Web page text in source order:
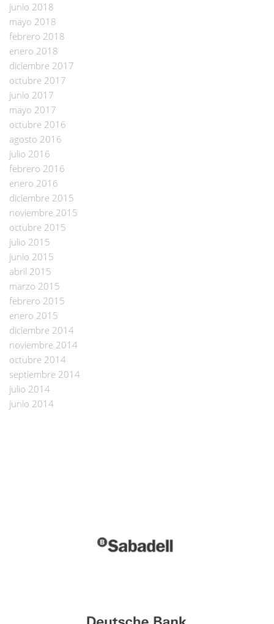
junio 2018
mayo 2018
febrero 2018
enero 2018
diciembre 2017
octubre 2017
junio 2017
mayo 2017
octubre 2016
agosto 2016
julio 2016
febrero 2016
enero 2016
diciembre 2015
noviembre 2015
octubre 2015
julio 2015
junio 2015
abril 2015
marzo 2015
febrero 2015
enero 2015
diciembre 2014
noviembre 2014
octubre 2014
septiembre 2014
julio 2014
junio 2014